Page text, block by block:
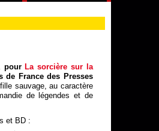
pour La sorcière sur la
France des Presses
sauvage, au caractère
de légendes et de
et BD :